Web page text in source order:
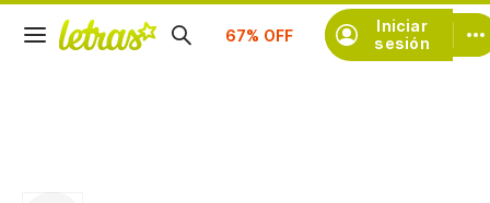
Iniciar
sesión
Suscríbete